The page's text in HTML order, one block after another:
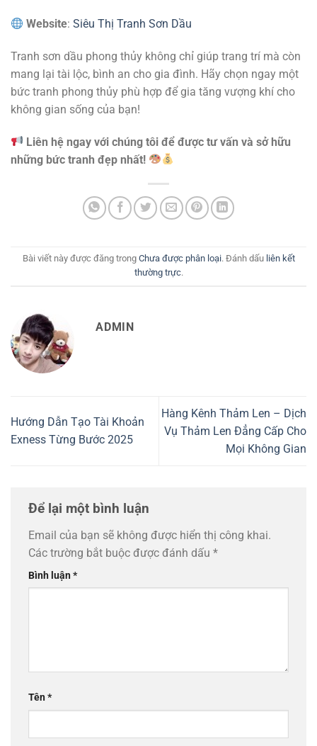
Website: Siêu Thị Tranh Sơn Dầu
Tranh sơn dầu phong thủy không chỉ giúp trang trí mà còn
mang lại tài lộc, bình an cho gia đình. Hãy chọn ngay một
bức tranh phong thủy phù hợp để gia tăng vượng khí cho
không gian sống của bạn!
Liên hệ ngay với chúng tôi để được tư vấn và sở hữu
những bức tranh đẹp nhất!
Bài viết này được đăng trong Chưa được phân loại. Đánh dấu liên kết
thường trực.
ADMIN
Hướng Dẫn Tạo Tài Khoản
Exness Từng Bước 2025
Hàng Kênh Thảm Len – Dịch
Vụ Thảm Len Đẳng Cấp Cho
Mọi Không Gian
Để lại một bình luận
Email của bạn sẽ không được hiển thị công khai.
Các trường bắt buộc được đánh dấu *
Bình luận*
Tên*